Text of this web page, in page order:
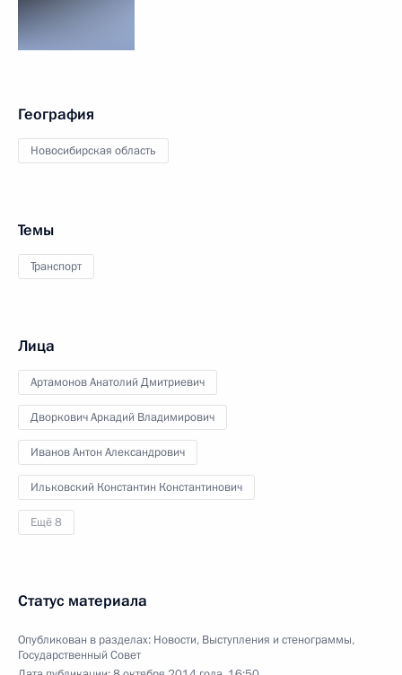
География
Новосибирская область
Темы
Транспорт
Лица
Артамонов Анатолий Дмитриевич
Дворкович Аркадий Владимирович
Иванов Антон Александрович
Ильковский Константин Константинович
Ещё 8
Статус материала
Опубликован в разделах: Новости, Выступления и стенограммы,
Государственный Совет